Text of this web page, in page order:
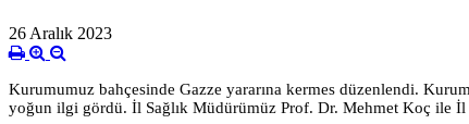
26 Aralık 2023
Kurumumuz bahçesinde Gazze yararına kermes düzenlendi. Kurum
yoğun ilgi gördü. İl Sağlık Müdürümüz Prof. Dr. Mehmet Koç ile İl